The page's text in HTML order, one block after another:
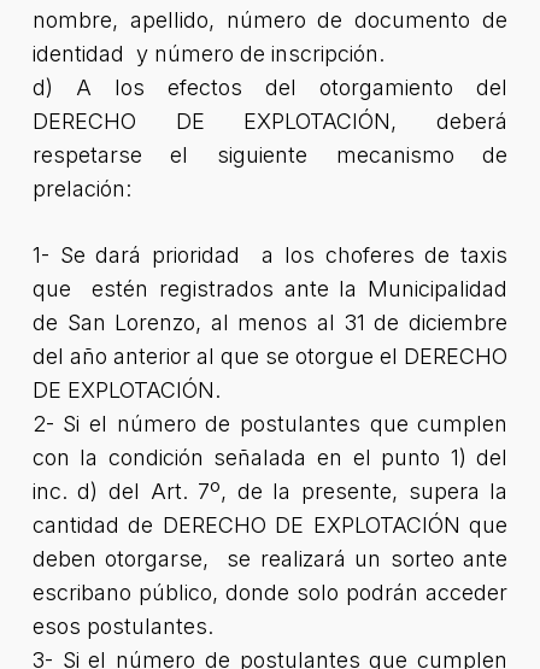
nombre, apellido, número de documento de
identidad y número de inscripción.
d) A los efectos del otorgamiento del
DERECHO DE EXPLOTACIÓN, deberá
respetarse el siguiente mecanismo de
prelación:
1- Se dará prioridad a los choferes de taxis
que estén registrados ante la Municipalidad
de San Lorenzo, al menos al 31 de diciembre
del año anterior al que se otorgue el DERECHO
DE EXPLOTACIÓN.
2- Si el número de postulantes que cumplen
con la condición señalada en el punto 1) del
inc. d) del Art. 7º, de la presente, supera la
cantidad de DERECHO DE EXPLOTACIÓN que
deben otorgarse, se realizará un sorteo ante
escribano público, donde solo podrán acceder
esos postulantes.
3- Si el número de postulantes que cumplen